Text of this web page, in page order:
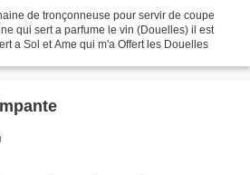
de tronçonneuse pour servir de coupe
qui sert a parfume le vin (Douelles) il est
a Sol et Ame qui m'a Offert les Douelles